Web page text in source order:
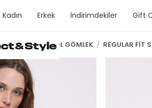
Kadın Erkek İndirimdekiler Gift
/ KADIN UZUN KOL GÖMLEK / REGULAR FİT